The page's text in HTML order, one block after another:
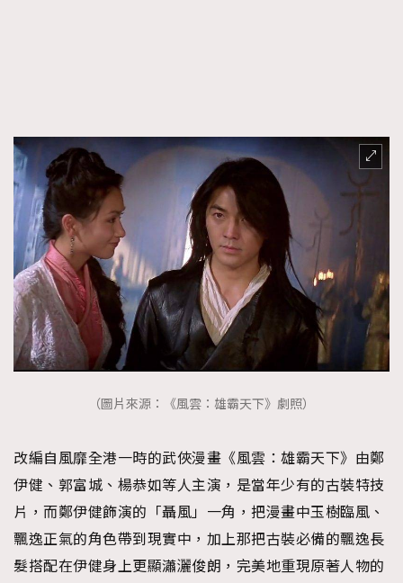
（圖片來源：《風雲：雄霸天下》劇照）
改編自風靡全港一時的武俠漫畫《風雲：雄霸天下》由鄭
伊健、郭富城、楊恭如等人主演，是當年少有的古裝特技
片，而鄭伊健飾演的「聶風」一角，把漫畫中玉樹臨風、
飄逸正氣的角色帶到現實中，加上那把古裝必備的飄逸長
髮搭配在伊健身上更顯瀟灑俊朗，完美地重現原著人物的